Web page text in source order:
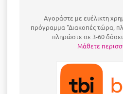
Αγοράστε με ευέλικτη
πρόγραμμα "Διακοπές τώρα,
πληρώστε σε 3-60
Μάθετε